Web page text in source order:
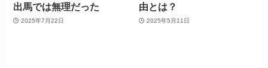
出馬では無理だった
2025年7月22日
由とは？
2025年5月11日